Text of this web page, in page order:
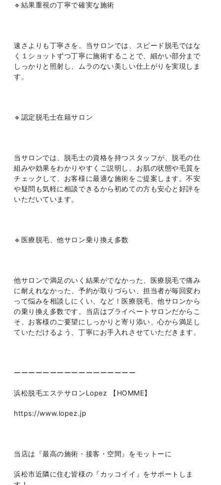
🔹結果重視の丁寧で確実な施術
速さよりも丁寧さを。当サロンでは、スピード脱毛ではな
く１ショットずつ丁寧に施術することで、細かい部分まで
しっかりと照射し、ムラのない美しい仕上がりを実現しま
す。
🔹認定脱毛士在籍サロン
当サロンでは、脱毛士の資格を持つスタッフが、脱毛の仕
組みや効果をわかりやすくご説明し、お肌の状態や毛質を
チェックして、お客様に最適な施術をご提案します。不安
や疑問も気軽に相談できるから初めての方も安心と好評を
いただいています。
🔹医療脱毛、他サロン乗り換え多数
他サロンで満足のいく結果がでなかった、医療脱毛で痛み
に耐えれなかった、予約が取りづらい、担当者が毎回変わ
って悩みを相談しにくい、など！医療脱毛、他サロンから
の乗り換え多数です。当店はプライベートサロンだからこ
そ、お客様のご要望にしっかりと寄り添い、心から満足し
ていただけるよう、丁寧にお手入れさせていただきます。
ーーーーーーーーーーーーーーーーー
浜松脱毛エステサロンLopez 【HOMME】
https://www.lopez.jp
当店は『最高の施術・接客・空間』をモットーに
浜松市近隣に住む皆様の『カッコイイ』をサポートしま